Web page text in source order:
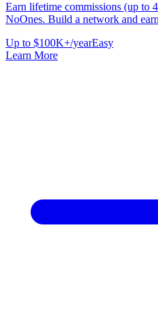
Earn lifetime commissions (up to
NoOnes. Build a network and
Up to $100K+/yearEasy
Learn More